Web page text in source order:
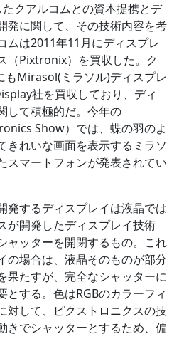
クアルコムとの資本提携とデ
発に関して、その技術内容を考
ムは2011年11月にディスプレ
（Pixtronix）を買収した。ク
もMirasol(ミラソル)ディスプレ
社を買収しており、ディ
して積極的だ。今年の
Show）では、蝶の羽のよ
きれいな画面を表示するミラソ
スマートフォンが発表されてい
発するディスプレイは液晶では
が開発したディスプレイ技術
ャッターを開閉するもの。これ
の場合は、液晶そのものが部分
果たすが、完全なシャッターに
とする。色はRGBのカラーフィ
対して、ピクストロニクスの技
きでシャッターとするため、偏